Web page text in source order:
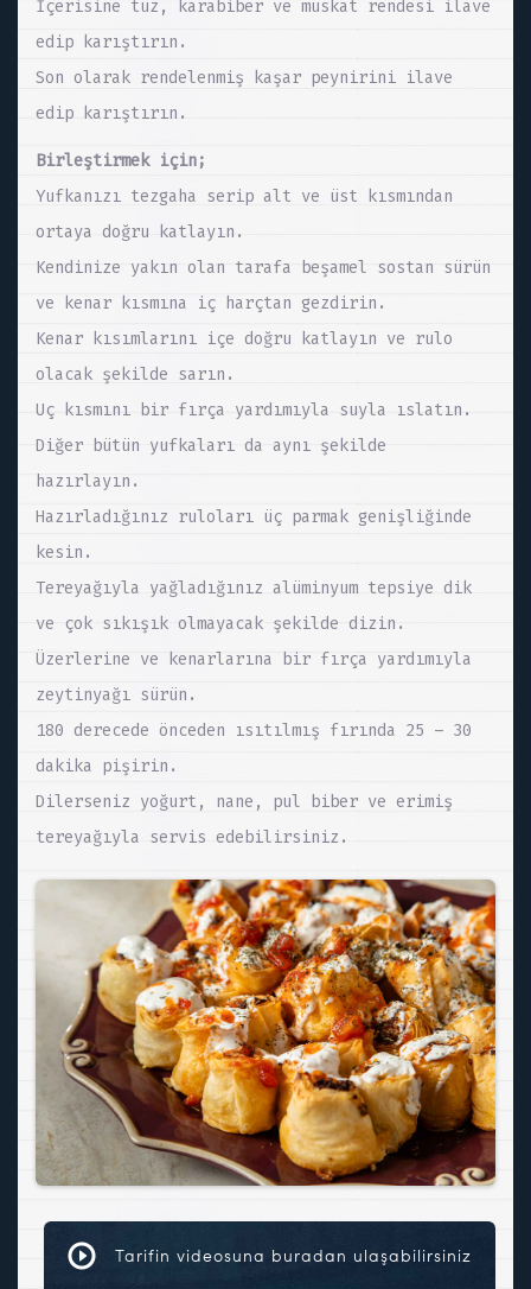
İçerisine tuz, karabiber ve muskat rendesi ilave
edip karıştırın.
Son olarak rendelenmiş kaşar peynirini ilave
edip karıştırın.
Birleştirmek için;
Yufkanızı tezgaha serip alt ve üst kısmından
ortaya doğru katlayın.
Kendinize yakın olan tarafa beşamel sostan sürün
ve kenar kısmına iç harçtan gezdirin.
Kenar kısımlarını içe doğru katlayın ve rulo
olacak şekilde sarın.
Uç kısmını bir fırça yardımıyla suyla ıslatın.
Diğer bütün yufkaları da aynı şekilde
hazırlayın.
Hazırladığınız ruloları üç parmak genişliğinde
kesin.
Tereyağıyla yağladığınız alüminyum tepsiye dik
ve çok sıkışık olmayacak şekilde dizin.
Üzerlerine ve kenarlarına bir fırça yardımıyla
zeytinyağı sürün.
180 derecede önceden ısıtılmış fırında 25 – 30
dakika pişirin.
Dilerseniz yoğurt, nane, pul biber ve erimiş
tereyağıyla servis edebilirsiniz.
Tarifin videosuna buradan ulaşabilirsiniz